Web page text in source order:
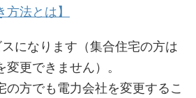
法とは】
になります（集合住宅の方は
更できません）。
方でも電力会社を変更するこ